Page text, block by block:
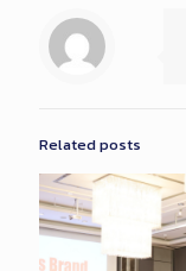
Related posts